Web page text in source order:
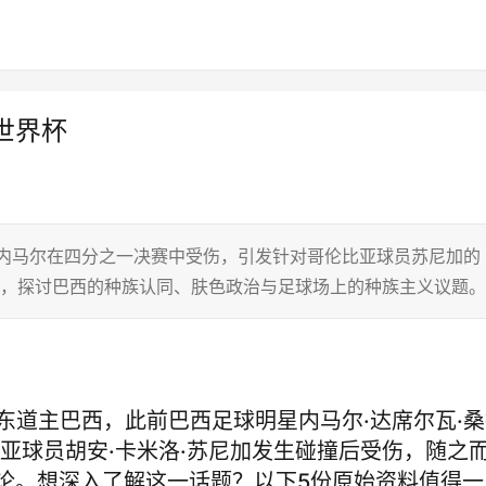
界杯
尔在四分之一决赛中受伤，引发针对哥伦比亚球员苏尼加的
讨巴西的种族认同、肤色政治与足球场上的种族主义议题。
主巴西，此前巴西足球明星内马尔·达席尔瓦·
球员胡安·卡米洛·苏尼加发生碰撞后受伤，随之